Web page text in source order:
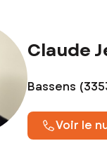
Claude
Bassens
Voir le